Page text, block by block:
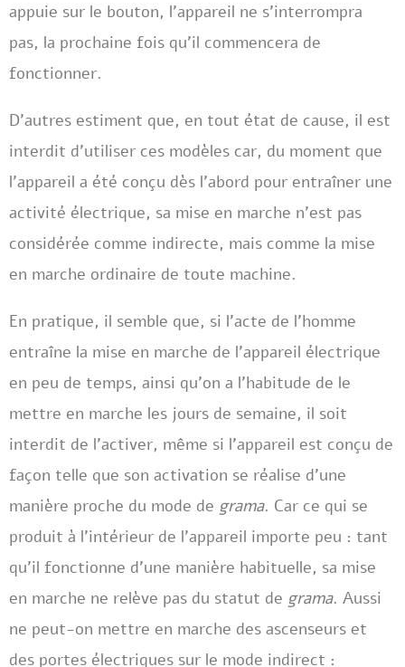
appuie sur le bouton, l’appareil ne s’interrompra
pas, la prochaine fois qu’il commencera de
fonctionner.
D’autres estiment que, en tout état de cause, il est
interdit d’utiliser ces modèles car, du moment que
l’appareil a été conçu dès l’abord pour entraîner une
activité électrique, sa mise en marche n’est pas
considérée comme indirecte, mais comme la mise
en marche ordinaire de toute machine.
En pratique, il semble que, si l’acte de l’homme
entraîne la mise en marche de l’appareil électrique
en peu de temps, ainsi qu’on a l’habitude de le
mettre en marche les jours de semaine, il soit
interdit de l’activer, même si l’appareil est conçu de
façon telle que son activation se réalise d’une
manière proche du mode de grama. Car ce qui se
produit à l’intérieur de l’appareil importe peu : tant
qu’il fonctionne d’une manière habituelle, sa mise
en marche ne relève pas du statut de grama. Aussi
ne peut-on mettre en marche des ascenseurs et
des portes électriques sur le mode indirect :